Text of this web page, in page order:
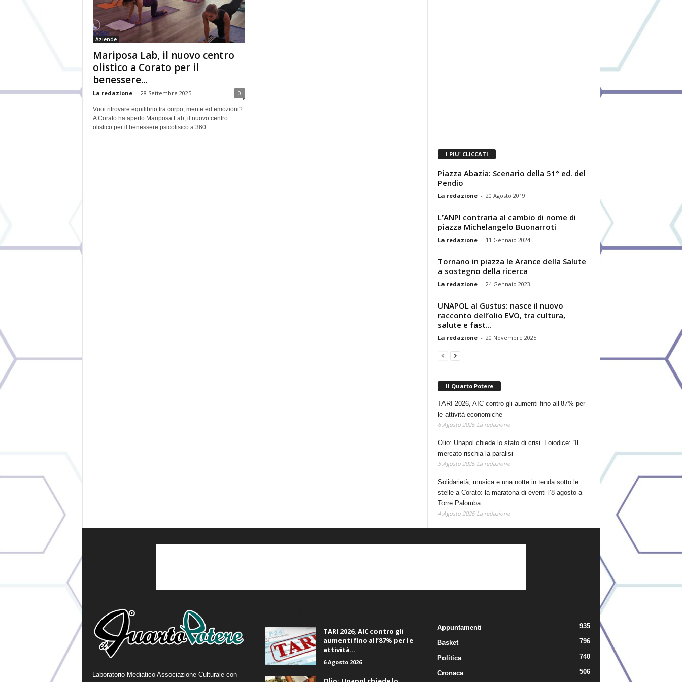
Aziende
Mariposa Lab, il nuovo centro
olistico a Corato per il
benessere...
La redazione - 28 Settembre 2025 0
Vuoi ritrovare equilibrio tra corpo, mente ed emozioni?
A Corato ha aperto Mariposa Lab, il nuovo centro
olistico per il benessere psicofisico a 360...
I PIU' CLICCATI
Piazza Abazia: Scenario della 51° ed. del
Pendio
La redazione - 20 Agosto 2019
L’ANPI contraria al cambio di nome di
piazza Michelangelo Buonarroti
La redazione - 11 Gennaio 2024
Tornano in piazza le Arance della Salute
a sostegno della ricerca
La redazione - 24 Gennaio 2023
UNAPOL al Gustus: nasce il nuovo
racconto dell’olio EVO, tra cultura,
salute e fast...
La redazione - 20 Novembre 2025
Il Quarto Potere
TARI 2026, AIC contro gli aumenti fino all’87% per
le attività economiche
6 Agosto 2026 La redazione
Olio: Unapol chiede lo stato di crisi. Loiodice: “Il
mercato rischia la paralisi”
5 Agosto 2026 La redazione
Solidarietà, musica e una notte in tenda sotto le
stelle a Corato: la maratona di eventi l’8 agosto a
Torre Palomba
4 Agosto 2026 La redazione
Laboratorio Mediatico Associazione Culturale con
TARI 2026, AIC contro gli
aumenti fino all’87% per le
attività...
6 Agosto 2026
Appuntamenti 935
Basket 796
Politica 740
Cronaca 506